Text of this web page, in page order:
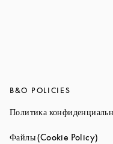
B&O POLICIES
Политика
Файлы (Cookie Policy)